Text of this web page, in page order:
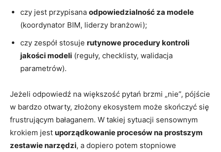
czy jest przypisana odpowiedzialność za modele
(koordynator BIM, liderzy branżowi);
czy zespół stosuje rutynowe procedury kontroli
jakości modeli (reguły, checklisty, walidacja
parametrów).
Jeżeli odpowiedź na większość pytań brzmi „nie”, pójście
w bardzo otwarty, złożony ekosystem może skończyć się
frustrującym bałaganem. W takiej sytuacji sensownym
krokiem jest uporządkowanie procesów na prostszym
zestawie narzędzi, a dopiero potem stopniowe